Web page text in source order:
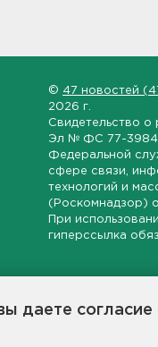
даете
© 47 новостей
2026 г.
Свидетельство о
Эл № ФС 77-
Федеральной
сфере связи,
технологий и
(Роскомнадзор)
При
гиперссылка
конструктивной